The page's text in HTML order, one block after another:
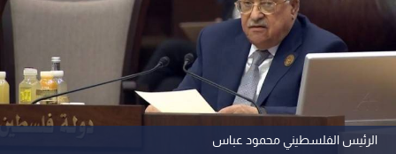
الرئيس الفلسطيني محمود عباس